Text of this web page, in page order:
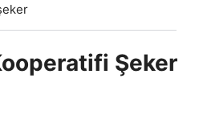
Şeker